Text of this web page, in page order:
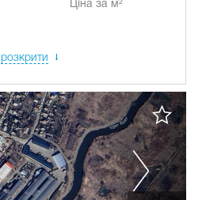
Ціна за м²
розкрити